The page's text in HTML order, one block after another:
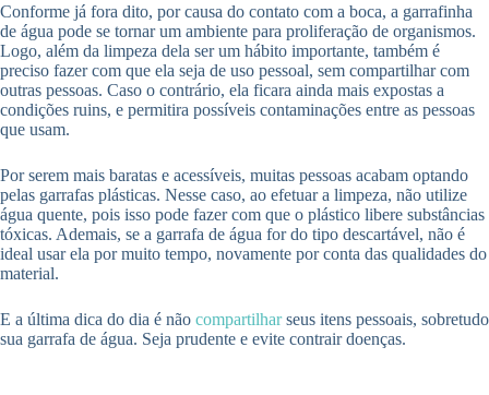
Conforme já fora dito, por causa do contato com a boca, a garrafinha
de água pode se tornar um ambiente para proliferação de organismos.
Logo, além da limpeza dela ser um hábito importante, também é
preciso fazer com que ela seja de uso pessoal, sem compartilhar com
outras pessoas. Caso o contrário, ela ficara ainda mais expostas a
condições ruins, e permitira possíveis contaminações entre as pessoas
que usam.
Por serem mais baratas e acessíveis, muitas pessoas acabam optando
pelas garrafas plásticas. Nesse caso, ao efetuar a limpeza, não utilize
água quente, pois isso pode fazer com que o plástico libere substâncias
tóxicas. Ademais, se a garrafa de água for do tipo descartável, não é
ideal usar ela por muito tempo, novamente por conta das qualidades do
material.
E a última dica do dia é não compartilharseus itens pessoais, sobretudo
sua garrafa de água. Seja prudente e evite contrair doenças.